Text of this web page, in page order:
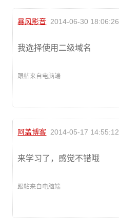
暴风影音 2014-06-30 18:06:26
我选择使用二级域名
跟帖来自电脑端
阿盖博客 2014-05-17 14:55:12
来学习了，感觉不错哦
跟帖来自电脑端